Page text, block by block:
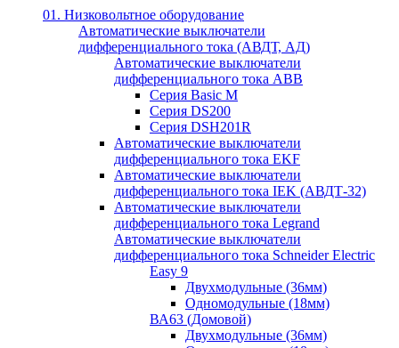
01. Низковольтное оборудование
Автоматические выключатели
дифференциального тока (АВДТ, АД)
Автоматические выключатели
дифференциального тока ABB
Серия Basic M
Серия DS200
Серия DSH201R
Автоматические выключатели
дифференциального тока EKF
Автоматические выключатели
дифференциального тока IEK (АВДТ-32)
Автоматические выключатели
дифференциального тока Legrand
Автоматические выключатели
дифференциального тока Schneider Electric
Easy 9
Двухмодульные (36мм)
Одномодульные (18мм)
ВА63 (Домовой)
Двухмодульные (36мм)